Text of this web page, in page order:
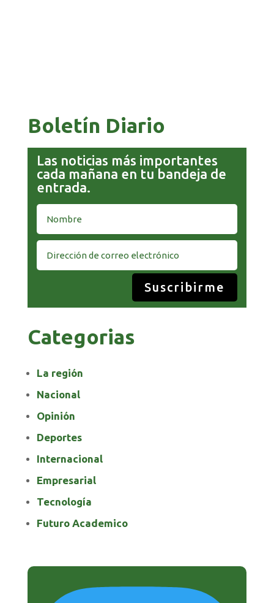
Boletín Diario
Las noticias más importantes
cada mañana en tu bandeja de
entrada.
Suscribirme
Categorias
La región
Nacional
Opinión
Deportes
Internacional
Empresarial
Tecnología
Futuro Academico